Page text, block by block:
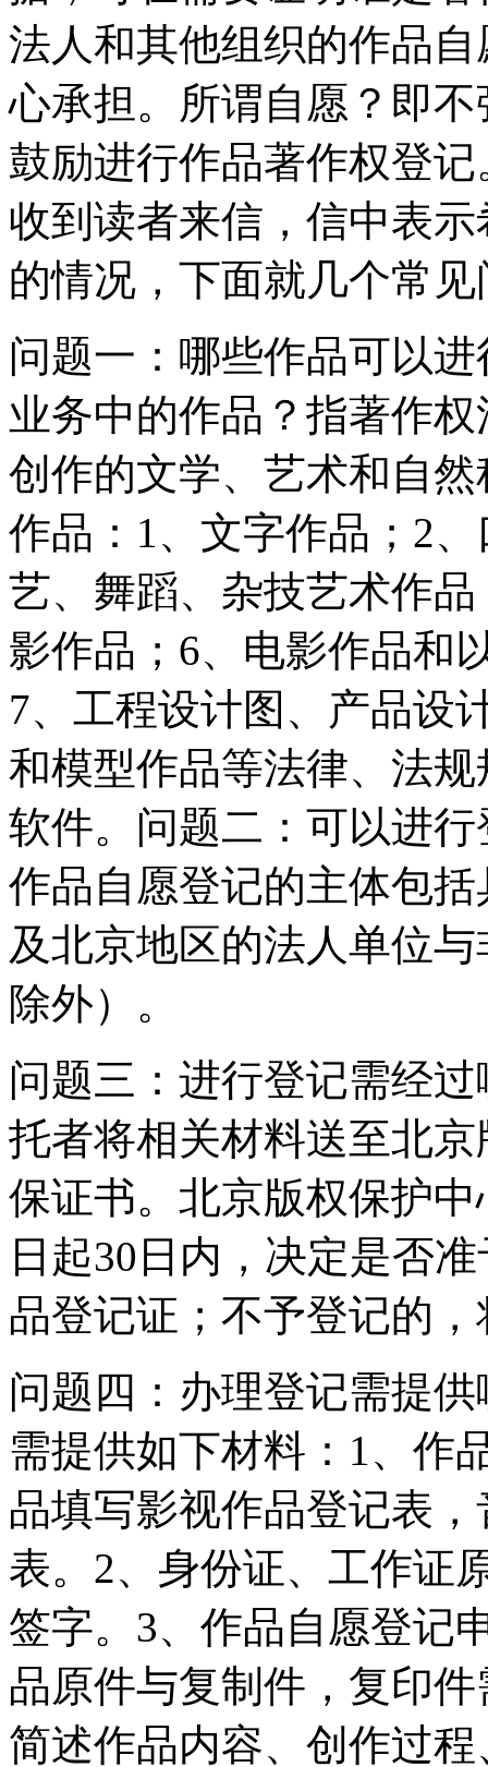
法人和其他组织的作品
心承担。所谓自愿？即
鼓励进行作品著作权登
收到读者来信，信中表
的情况，下面就几个常
问题一：哪些作品可以
业务中的作品？指著作
创作的文学、艺术和自
作品：1、文字作品；2
艺、舞蹈、杂技艺术作
影作品；6、电影作品和
7、工程设计图、产品设
和模型作品等法律、法
软件。问题二：可以进
作品自愿登记的主体包
及北京地区的法人单位
除外）。
问题三：进行登记需经
托者将相关材料送至北
保证书。北京版权保护
日起30日内，决定是否
品登记证；不予登记的
问题四：办理登记需提
需提供如下材料：1、作
品填写影视作品登记表
表。2、身份证、工作证
签字。3、作品自愿登记
品原件与复制件，复印
简述作品内容、创作过